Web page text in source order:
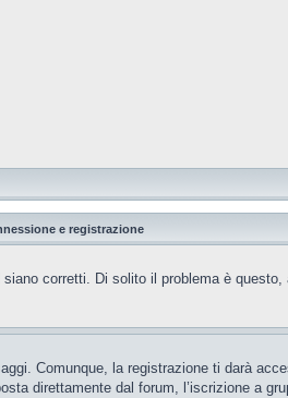
e registrazione
corretti. Di solito il problema è
Comunque, la registrazione ti darà
direttamente dal forum, l’iscrizione a